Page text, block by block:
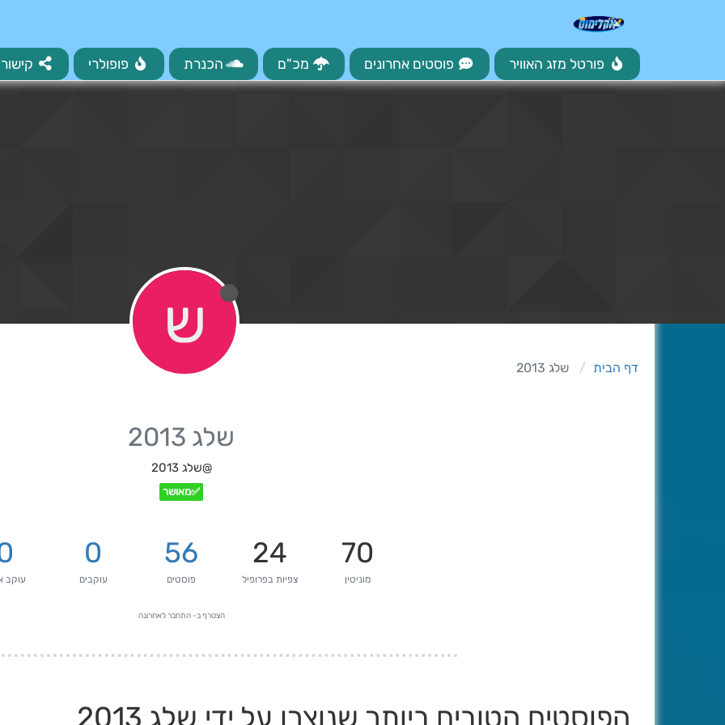
פורטל מזג האוויר פוסטים אחרונים מכ"ם הכנרת פופולרי
דף הבית שלג 2013
ש
שלג 2013
@שלג 2013
✅מאושר
70
מוניטין
24
צפיות בפרופיל
56
פוסטים
0
עוקבים עוקב
הצטרף ב- התחבר לאחרונה
הפוסטים הטובים ביותר שנוצרו על ידי שלג 2013